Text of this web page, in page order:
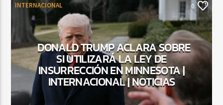
INTERNACIONAL 0
DONALD TRUMP ACLARA SOBRE
SI UTILIZARÁ LA LEY DE
INSURRECCIÓN EN MINNESOTA |
INTERNACIONAL | NOTICIAS